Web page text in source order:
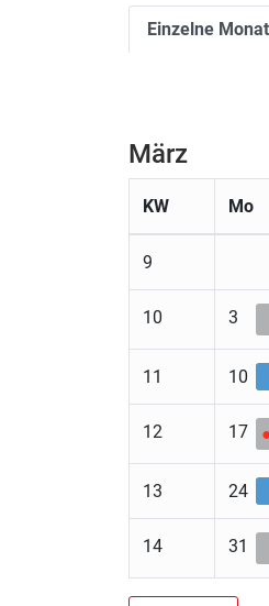
Einzelne
März
KW Mo
9
10 3
11 10
12 17
13 24
14 31